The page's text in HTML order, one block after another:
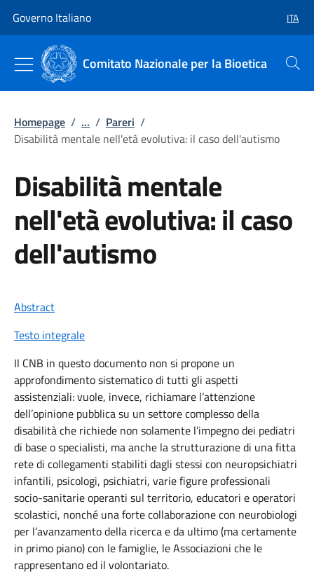
Governo Italiano ITA
Comitato Nazionale per la Bioetica Cerca
Homepage / ... / Pareri /
Disabilità mentale nell'età evolutiva: il caso dell'autismo
Disabilità mentale
nell'età evolutiva: il caso
dell'autismo
Abstract
Testo integrale
Il CNB in questo documento non si propone un
approfondimento sistematico di tutti gli aspetti
assistenziali: vuole, invece, richiamare l’attenzione
dell’opinione pubblica su un settore complesso della
disabilità che richiede non solamente l’impegno dei pediatri
di base o specialisti, ma anche la strutturazione di una fitta
rete di collegamenti stabiliti dagli stessi con neuropsichiatri
infantili, psicologi, psichiatri, varie figure professionali
socio-sanitarie operanti sul territorio, educatori e operatori
scolastici, nonché una forte collaborazione con neurobiologi
per l’avanzamento della ricerca e da ultimo (ma certamente
in primo piano) con le famiglie, le Associazioni che le
rappresentano ed il volontariato.